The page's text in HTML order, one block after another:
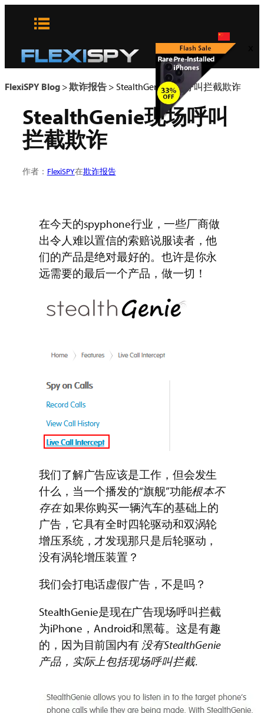
FlexiSPY Blog>欺诈报告 > StealthGenie现场呼叫拦截欺诈
StealthGenie现场呼叫
拦截欺诈
作者： FlexiSPY在欺诈报告
在今天的spyphone行业，一些厂商做
出令人难以置信的索赔说服读者，他
们的产品是绝对最好的。也许是你永
远需要的最后一个产品，做一切！
我们了解广告应该是工作，但会发生
什么，当一个播发的“旗舰”功能根本不
存在如果你购买一辆汽车的基础上的
广告，它具有全时四轮驱动和双涡轮
增压系统，才发现那只是后轮驱动，
没有涡轮增压装置？
我们会打电话虚假广告，不是吗？
StealthGenie是现在广告现场呼叫拦截
为iPhone，Android和黑莓。这是有趣
的，因为目前国内有 没有StealthGenie
产品，实际上包括现场呼叫拦截.